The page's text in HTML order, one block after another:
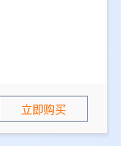
立即购买